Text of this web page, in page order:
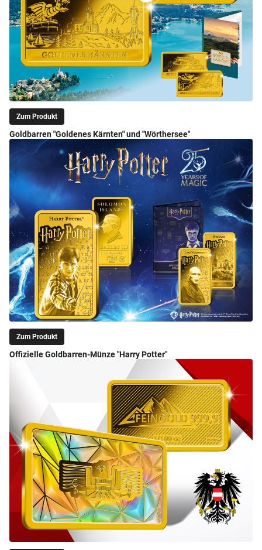
Zum Produkt
Goldbarren "Goldenes Kärnten" und "Wörthersee"
Zum Produkt
Offizielle Goldbarren-Münze "Harry Potter"